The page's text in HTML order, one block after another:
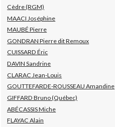
Cèdre (RGM)
MAACI Joséphine
MAUBÉ Pierre
GONDRAN Pierre dit Remoux
CUISSARD Éric
DAVIN Sandrine
CLARAC Jean-Louis
GOUTTEFARDE-ROUSSEAU Amandine
GIFFARD Bruno (Québec)
ABÉCASSIS Miche
FLAYAC Alain